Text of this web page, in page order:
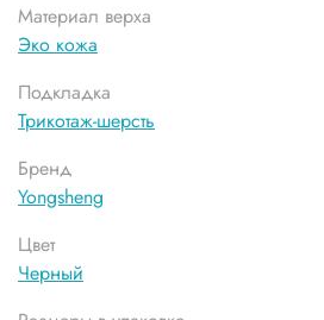
Материал верха
Эко кожа
Подкладка
Трикотаж-шерсть
Бренд
Yongsheng
Цвет
Черный